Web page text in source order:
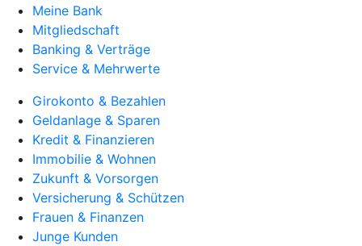
Meine Bank
Mitgliedschaft
Banking & Verträge
Service & Mehrwerte
Girokonto & Bezahlen
Geldanlage & Sparen
Kredit & Finanzieren
Immobilie & Wohnen
Zukunft & Vorsorgen
Versicherung & Schützen
Frauen & Finanzen
Junge Kunden